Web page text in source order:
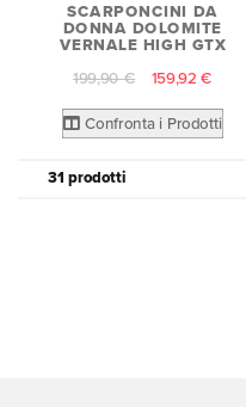
SCARPONCINI DA
DONNA DOLOMITE
VERNALE HIGH GTX
199,90 €
159,92 €
Confronta i Prodotti
31 prodotti